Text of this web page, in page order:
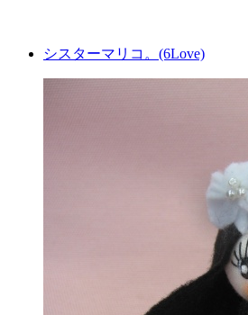
シスターマリコ。(6Love)